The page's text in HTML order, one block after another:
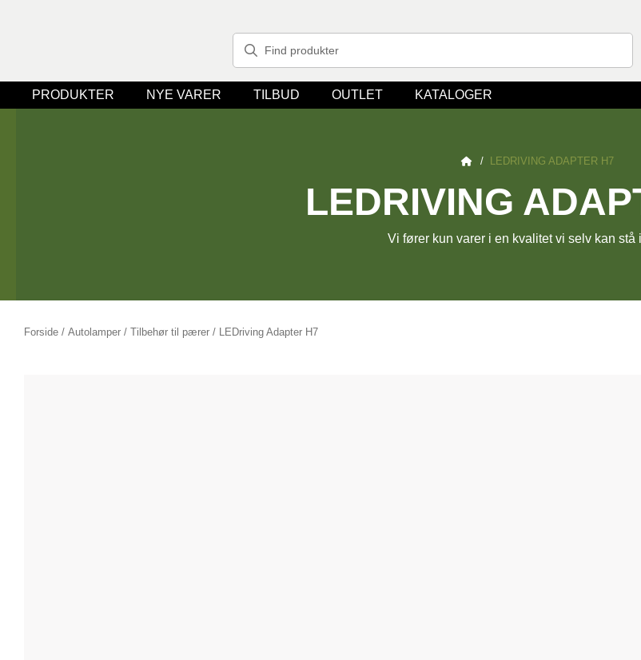
PRODUKTER NYE VARER TILBUD OUTLET KATALOGER
/ LEDRIVING ADAPTER H7
LEDRIVING
Vi fører kun varer i en kvalitet vi selv kan stå
Forside / Autolamper / Tilbehør til pærer / LEDriving Adapter H7